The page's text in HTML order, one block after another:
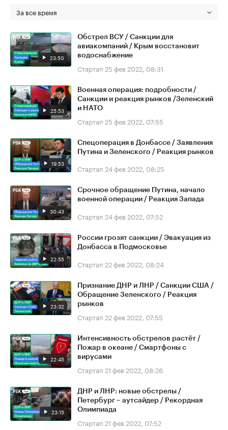
За все время
23:50
Обстрел ВСУ / Санкции для
авиакомпаний / Крым восстановит
водоснабжение
Стартап 25 фев 2022, 08:31
25:53
Военная операция: подробности /
Санкции и реакция рынков /Зеленский
и НАТО
Стартап 25 фев 2022, 07:55
19:53
Спецоперация в Донбассе / Заявления
Путина и Зеленского / Реакция рынков
Стартап 24 фев 2022, 08:25
30:43
Срочное обращение Путина, начало
военной операции / Реакция Запада
Стартап 24 фев 2022, 07:52
22:55
России грозят санкции / Эвакуация из
Донбасса в Подмосковье
Стартап 22 фев 2022, 08:24
23:32
Признание ДНР и ЛНР / Санкции США /
Обращение Зеленского / Реакция
рынков
Стартап 22 фев 2022, 07:55
22:45
Интенсивность обстрелов растёт /
Пожар в океане / Смартфоны с
вирусами
Стартап 21 фев 2022, 08:26
23:15
ДНР и ЛНР: новые обстрелы /
Петербург – аутсайдер / Рекордная
Олимпиада
Стартап 21 фев 2022, 07:52